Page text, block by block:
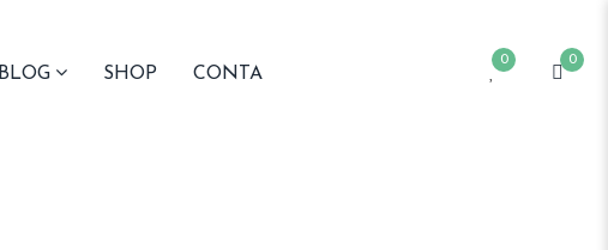
BLOG SHOP CONTA
0 0